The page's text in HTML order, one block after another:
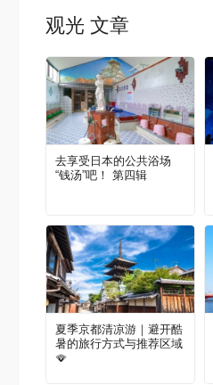
观光 文章
去享受日本的公共浴场
“钱汤”吧！ 第四辑
夏季京都清凉游｜避开酷
暑的旅行方式与推荐区域
🪭